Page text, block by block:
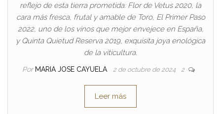
reflejo de esta tierra prometida: Flor de Vetus 2020, la
cara más fresca, frutal y amable de Toro, El Primer Paso
2022, uno de los vinos que mejor envejece en España,
y Quinta Quietud Reserva 2019, exquisita joya enológica
de la viticultura.
Por MARIA JOSE CAYUELA 2 de octubre de 2024 2
Leer más